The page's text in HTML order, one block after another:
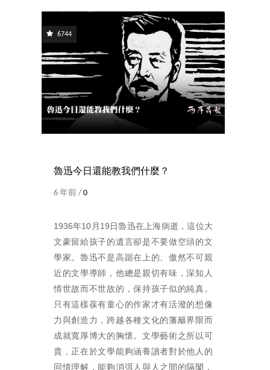
6744
魯迅今日還能教我們什麼？
6 年前 / 0
1936年10月19日魯迅在上海病逝，這位大
文豪留給孩子的遺言卻是不要做空頭的文
學家。魯迅不是高踞在上的、傲然不可親
近的文學導師，他總是親切有味，深知人
情世故而不世故的，保持孩子似的純真。
只有這樣葆有童心的作家才有活潑的想像
力與創造力，跨越各種文化的藩籬界限而
成就寬厚博大的胸懷。文學藝術之所以可
貴，正在於文學能夠涵養讀者對於他人的
同情理解，能夠消弭人與人之間的隔閡，